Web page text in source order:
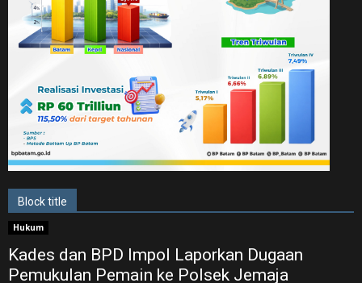
Block title
Hukum
Kades dan BPD Impol Laporkan Dugaan
Pemukulan Pemain ke Polsek Jemaja